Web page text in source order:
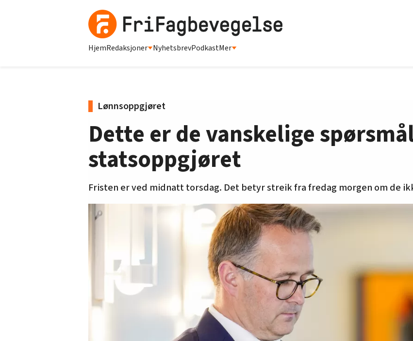
HjemRedaksjoner NyhetsbrevPodkastMer
Lønnsoppgjøret
Dette er de vanskelige
statsoppgjøret
Fristen er ved midnatt torsdag. Det betyr streik fra fredag morgen om de